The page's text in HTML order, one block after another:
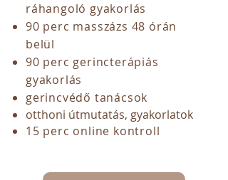
ráhangoló gyakorlás
90 perc masszázs 48 órán
belül
90 perc gerincterápiás
gyakorlás
gerincvédő tanácsok
otthoni útmutatás, gyakorlatok
15 perc online kontroll